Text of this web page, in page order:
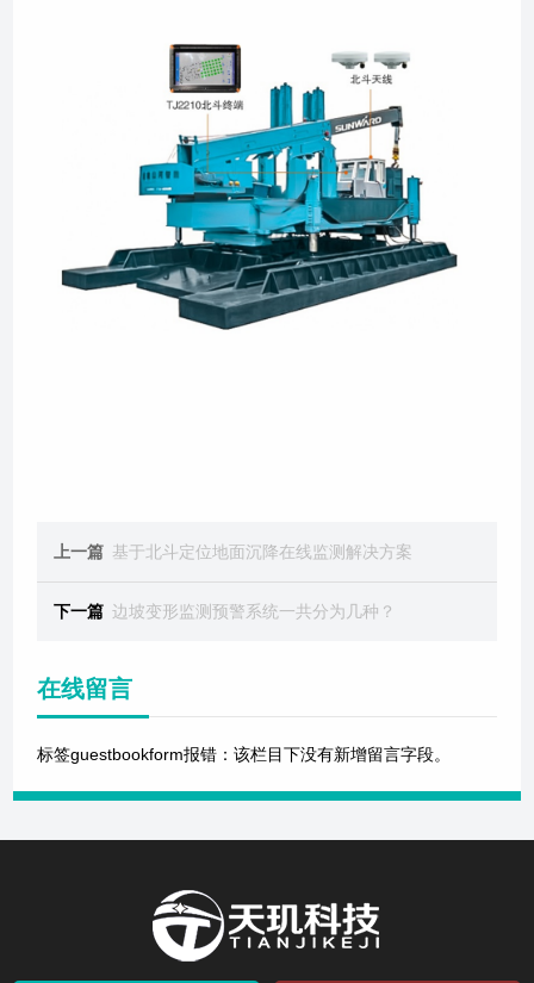
上一篇 基于北斗定位地面沉降在线监测解决方案
下一篇 边坡变形监测预警系统一共分为几种？
在线留言
标签guestbookform报错：该栏目下没有新增留言字段。